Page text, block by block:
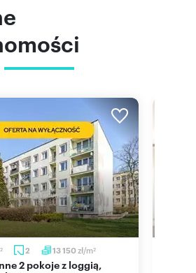
2 2 13 150zł/m2